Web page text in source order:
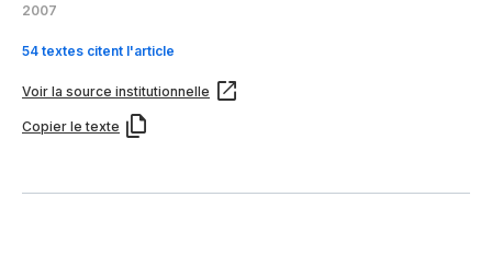
2007
54 textes citent l'article
Voir la source institutionnelle
Copier le texte